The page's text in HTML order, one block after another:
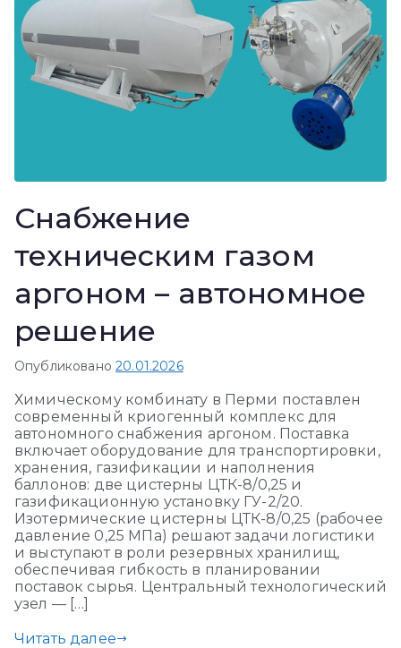
Снабжение
техническим газом
аргоном – автономное
решение
Опубликовано20.01.2026
Химическому комбинату в Перми поставлен
современный криогенный комплекс для
автономного снабжения аргоном. Поставка
включает оборудование для транспортировки,
хранения, газификации и наполнения
баллонов: две цистерны ЦТК-8/0,25 и
газификационную установку ГУ-2/20.
Изотермические цистерны ЦТК-8/0,25 (рабочее
давление 0,25 МПа) решают задачи логистики
и выступают в роли резервных хранилищ,
обеспечивая гибкость в планировании
поставок сырья. Центральный технологический
узел — […]
Читать далее